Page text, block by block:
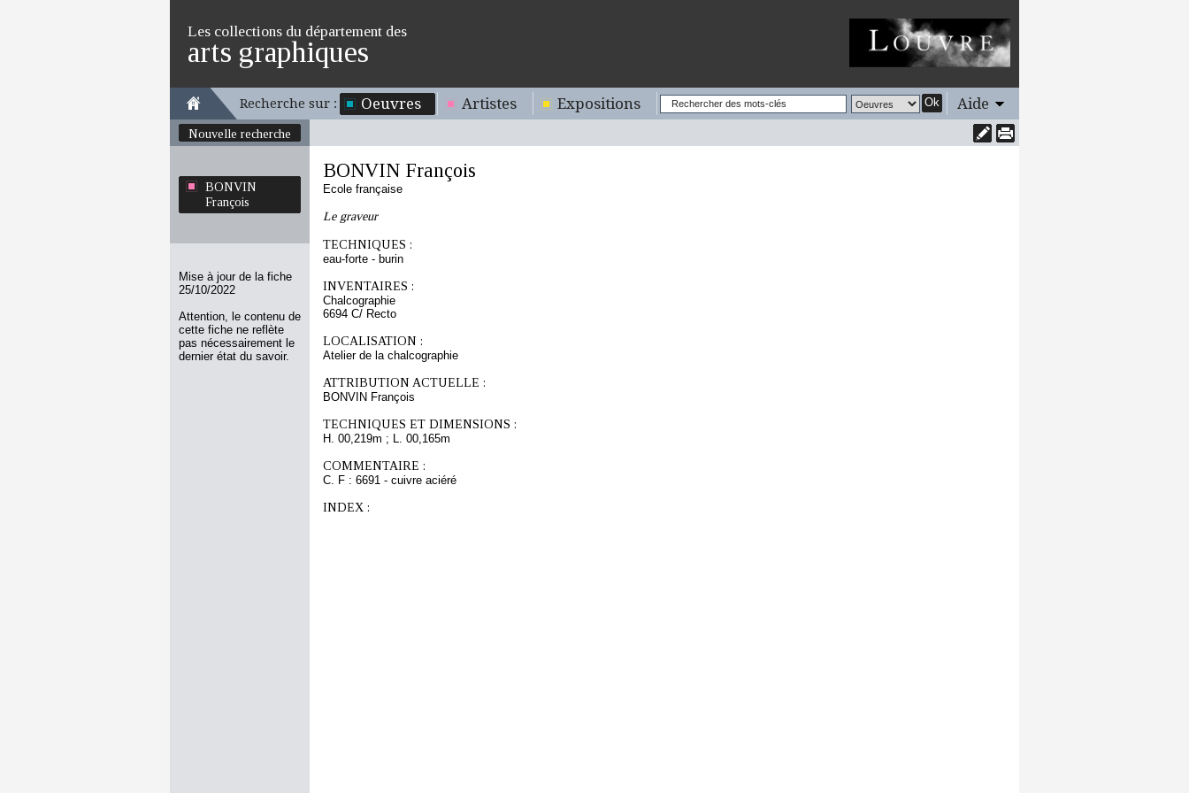
Les collections du département des
arts graphiques
Recherche sur : Oeuvres Artistes Expositions Ok Aide
Nouvelle recherche
BONVIN
François
Mise à jour de la fiche
25/10/2022
Attention, le contenu de
cette fiche ne reflète
pas nécessairement le
dernier état du savoir.
BONVIN François
Ecole française
Le graveur
TECHNIQUES :
eau-forte - burin
INVENTAIRES :
Chalcographie
6694 C/ Recto
LOCALISATION :
Atelier de la chalcographie
ATTRIBUTION ACTUELLE :
BONVIN François
TECHNIQUES ET DIMENSIONS :
H. 00,219m ; L. 00,165m
COMMENTAIRE :
C. F : 6691 - cuivre aciéré
INDEX :